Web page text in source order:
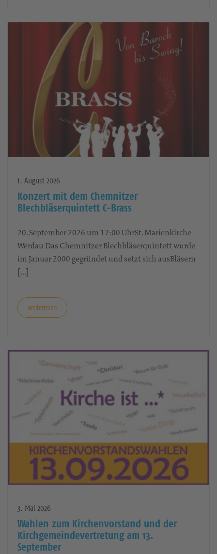
1. August 2026
Konzert mit dem Chemnitzer
Blechbläserquintett C-Brass
20. September 2026 um 17:00 UhrSt. Marienkirche
Werdau Das Chemnitzer Blechbläserquintett wurde
im Januar 2000 gegründet und setzt sich ausBläsern
[…]
weiterlesen
3. Mai 2026
Wahlen zum Kirchenvorstand und der
Kirchgemeindevertretung am 13.
September